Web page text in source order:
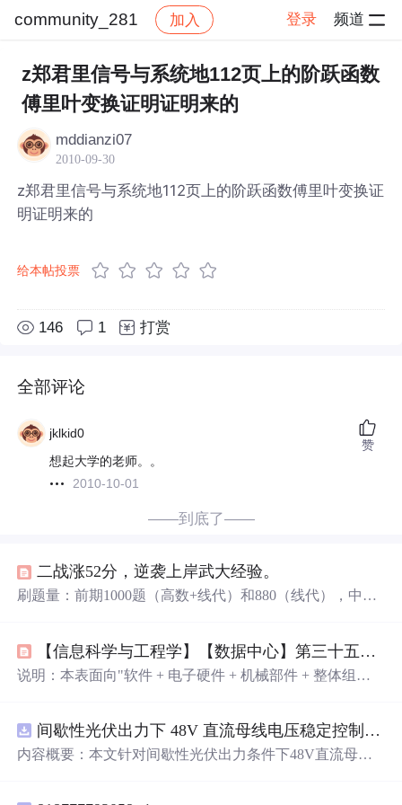
community_281 加入 登录 频道
社区 community_281 帖子详情
z郑君里信号与系统地112页上的阶跃函数
傅里叶变换证明证明来的
mddianzi07
2010-09-30
z郑君里信号与系统地112页上的阶跃函数傅里叶变换证
明证明来的
给本帖投票
146 1 打赏
全部评论
jklkid0
想起大学的老师。。
2010-10-01
赞
——到底了——
二战涨52分，逆袭上岸武大经验。
刷题量：前期1000题（高数+线代）和880（线代），中期
战是潘赟老师，二战是王晶婷+石雷鹏）总结自己的模板，
并进行熟练，最后注意进行模拟5-10篇作文对自己作文进
和重难点（如卷积、频域分析）。习题：完成讲义例题和
教材课后重点题，每章对核心公式进行总结（傅里叶变换
，拉普拉斯变换性质）
【信息科学与工程学】【数据中心】第三十五篇 云计算数据中心的学科知识01
说明：本表面向"软件 + 电子硬件 + 机械部件 + 整体组
学方程式、以及工业界应用。——将大模型能力封装为标
准化 API/SDK，按需调用、按量付费，是大模型时代云计
间歇性光伏出力下 48V 直流母线电压稳定控制及储能双向充放电闭环调控体系研究（Simulink仿真实现）
内容概要：本文针对间歇性光伏出力条件下48V直流母线